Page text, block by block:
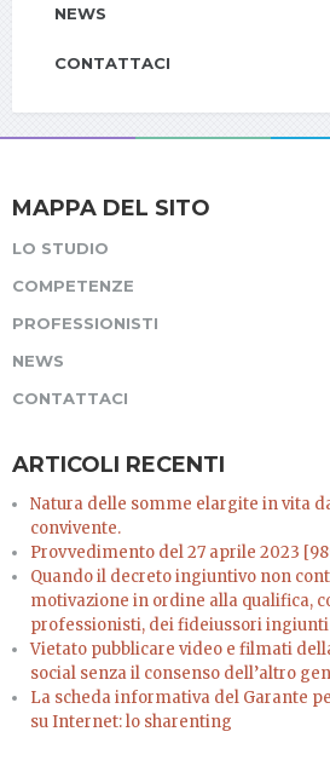
NEWS
CONTATTACI
MAPPA DEL SITO
LO STUDIO
COMPETENZE
PROFESSIONISTI
NEWS
CONTATTACI
ARTICOLI RECENTI
Natura delle somme elargite in vita
convivente.
Provvedimento del 27 aprile 2023
Quando il decreto ingiuntivo non
motivazione in ordine alla qualifica,
professionisti, dei fideiussori ingiunti
Vietato pubblicare video e filmati
social senza il consenso dell’altro
La scheda informativa del Garante
su Internet: lo sharenting